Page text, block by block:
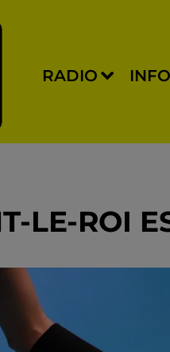
RADIO INFO
LE-ROI